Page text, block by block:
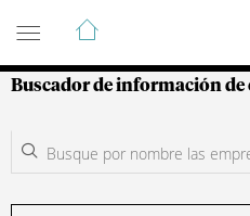
Guía de Empresas
Buscador de información de